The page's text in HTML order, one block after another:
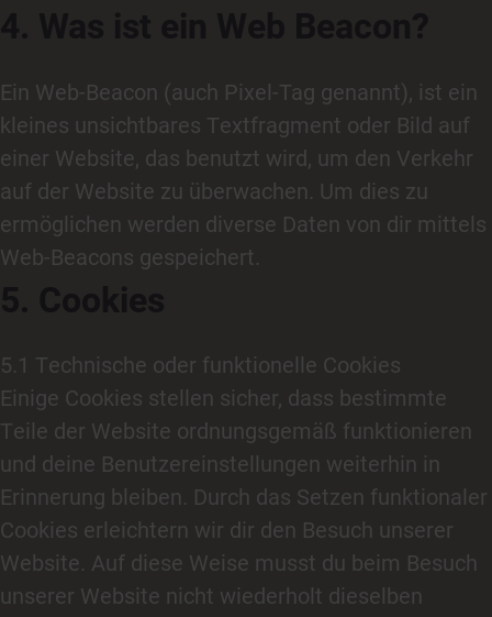
Ein Web-Beacon (auch Pixel-Tag genannt), ist ein
kleines unsichtbares Textfragment oder Bild auf
einer Website, das benutzt wird, um den Verkehr
auf der Website zu überwachen. Um dies zu
ermöglichen werden diverse Daten von dir mittels
Web-Beacons gespeichert.
5.1 Technische oder funktionelle Cookies
Einige Cookies stellen sicher, dass bestimmte
Teile der Website ordnungsgemäß funktionieren
und deine Benutzereinstellungen weiterhin in
Erinnerung bleiben. Durch das Setzen funktionaler
Cookies erleichtern wir dir den Besuch unserer
Website. Auf diese Weise musst du beim Besuch
unserer Website nicht wiederholt dieselben